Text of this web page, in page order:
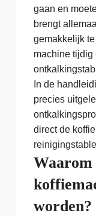
gaan en
brengt
gemakkelijk
machine tijdig
In de
precies
direct de
Waarom
worden?